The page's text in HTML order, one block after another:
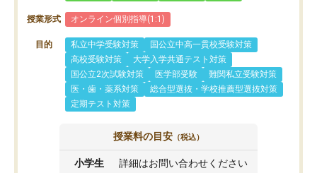
授業形式 オンライン個別指導(1:1)
目的 私立中学受験対策
国公立中高一貫校受験対策
高校受験対策
大学入学共通テスト対策
国公立2次試験対策
医学部受験
難関私立受験対策
医・歯・薬系対策
総合型選抜・学校推薦型選抜対策
定期テスト対策
授業料の目安 （税込）
小学生 詳細はお問い合わせください